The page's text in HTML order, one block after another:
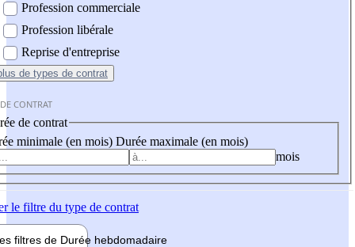
Profession commerciale
Profession libérale
Reprise d'entreprise
de types de contrat
CONTRAT
de contrat
minimale (en mois) Durée maximale (en mois)
mois
le filtre du type de contrat
filtres de Durée hebdomadaire